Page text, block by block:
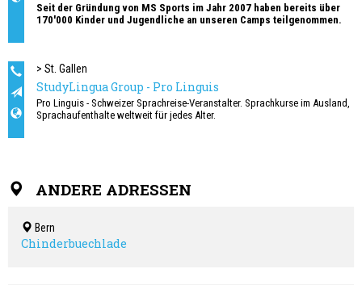
Seit der Gründung von MS Sports im Jahr 2007 haben bereits über
170'000 Kinder und Jugendliche an unseren Camps teilgenommen.
die Kinder ein unvergessliches Erlebnis voller Bewegung, Spass, neuer
Freundschaften und sportlicher Herausforderungen.
Kinder und Jugendliche in der ganzen Schweiz sollen ihre Schulferien
sinnvoll, lehrreich und voller Bewegung sowie Spaß verbringen können.
> St. Gallen
StudyLingua Group - Pro Linguis
Pro Linguis - Schweizer Sprachreise-Veranstalter. Sprachkurse im Ausland,
Sprachaufenthalte weltweit für jedes Alter.
ANDERE ADRESSEN
Bern
Chinderbuechlade